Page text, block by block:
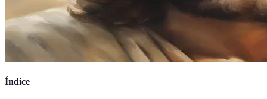
Índice